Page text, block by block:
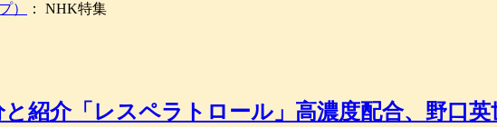
） ： NHK特集
紹介「レスペラトロール」高濃度配合、野口